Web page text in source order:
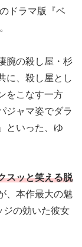
ドラマ版『ベ
腕の殺し屋・杉
に、殺し屋とし
をこなす一方
ジャマ姿でダラ
といった、ゆ
スッと笑える脱
、本作最大の魅
ジの効いた彼女